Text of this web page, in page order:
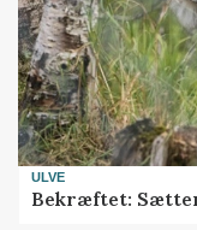
ULVE
Bekræftet: